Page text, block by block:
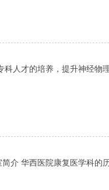
科人才的培养，提升神经物
介 华西医院康复医学科的